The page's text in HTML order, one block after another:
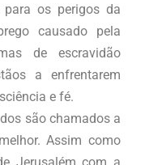
os perigos da
causado pela
de escravidão
a enfrentarem
e fé.
são chamados a
Assim como
Jerusalém com a